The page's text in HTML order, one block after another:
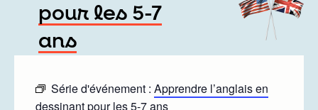
pour les 5-7
ans
Série d'événement : Apprendre l’anglais en
dessinant pour les 5-7 ans